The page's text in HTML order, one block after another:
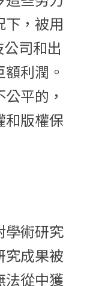
下，被用
司和出
利潤。
平的，
和版權保
學術研究
究成果被
法從中獲